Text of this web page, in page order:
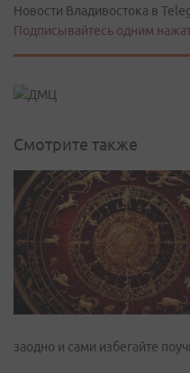
Новости Владивостока в
Подписывайтесь одним
Смотрите также
заодно и сами избегайте